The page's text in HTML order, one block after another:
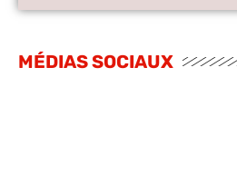
MÉDIAS SOCIAUX